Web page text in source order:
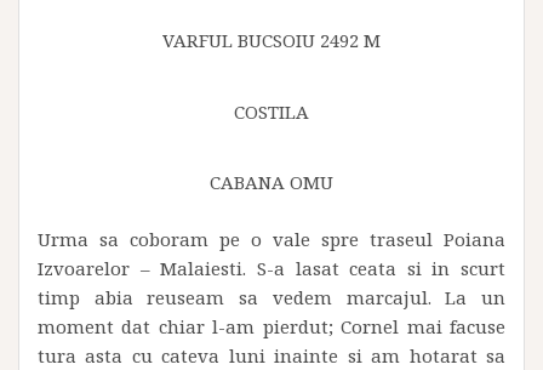
VARFUL BUCSOIU 2492 M
COSTILA
CABANA OMU
Urma sa coboram pe o vale spre traseul Poiana
Izvoarelor – Malaiesti. S-a lasat ceata si in scurt
timp abia reuseam sa vedem marcajul. La un
moment dat chiar l-am pierdut; Cornel mai facuse
tura asta cu cateva luni inainte si am hotarat sa